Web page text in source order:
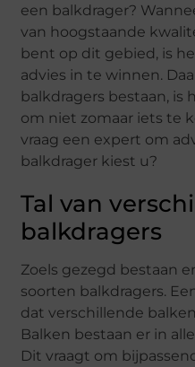
een balkdrager?
van hoogstaande
bent op dit gebied, is
advies in te winnen.
balkdragers bestaan, is
om niet zomaar iets te
vraag een expert om
balkdrager kiest u?
Tal van
balkdragers
Zoels gezegd bestaan
soorten balkdragers.
dat verschillende
Balken bestaan er in
Dit vraagt om